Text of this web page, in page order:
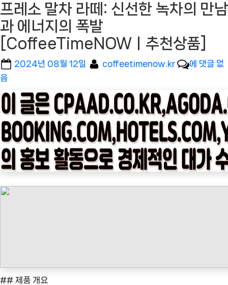
프레소 말차 라떼: 신선한 녹차의 만남
과 에너지의 폭발
[CoffeeTimeNOWㅣ추천상품]
Posted
2024년 08월 12일 By
coffeetimenow.kr
[커
타
임
나
우
ㅣ
인
에 댓글 없
음
## 제품 개요